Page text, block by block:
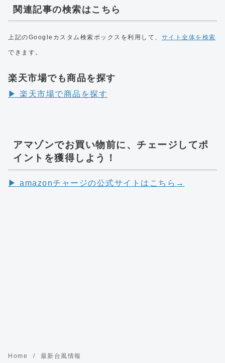
関連記事の検索はこちら
上記のGoogleカスタム検索ボックスを利用して、 サイト全体を検索
できます。
楽天市場でも商品を探す
▶︎ 楽天市場で商品を探す
アマゾンでお買い物前に、チェージしてポ
イントを獲得しよう！
▶︎ amazonチャージの公式サイトはこちら→
Home 最新台風情報